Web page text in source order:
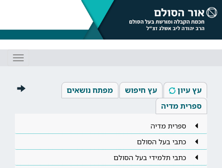
עץ עיון עץ חיפוש
מפתח נושאים
ספרית מדיה
ספרית מדיה
כתבי בעל הסולם
כתבי תלמידי בעל הסולם